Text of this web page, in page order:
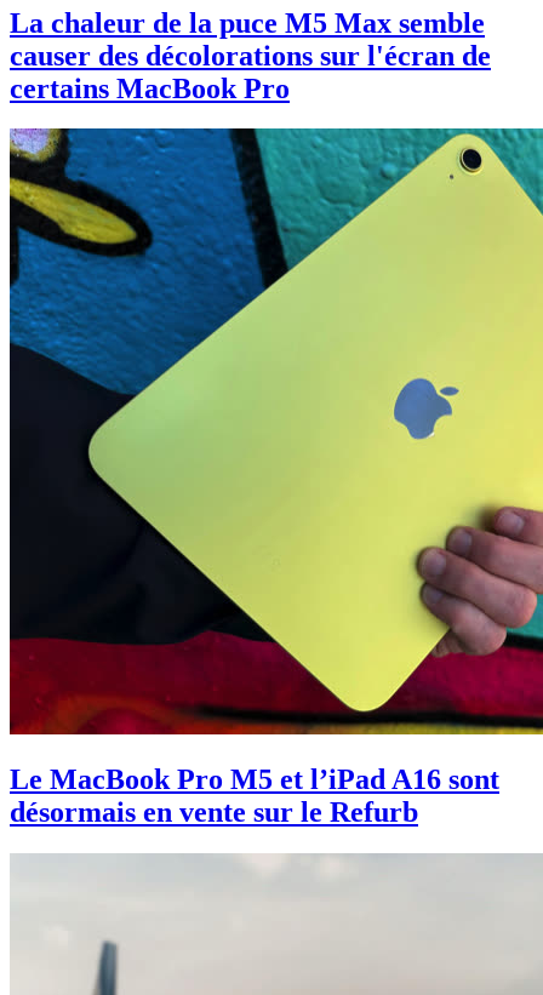
La chaleur de la puce M5 Max semble
causer des décolorations sur l'écran de
certains MacBook Pro
Le MacBook Pro M5 et l’iPad A16 sont
désormais en vente sur le Refurb